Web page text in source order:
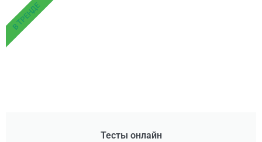
Тесты онлайн
В ТРЕНДЕ